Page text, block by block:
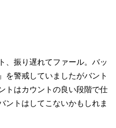
、振り遅れてファール。バッ
を警戒していましたがバント
トはカウントの良い段階で仕
ントはしてこないかもしれま